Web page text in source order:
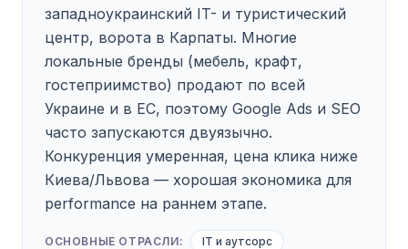
западноукраинский IT- и туристический
центр, ворота в Карпаты. Многие
локальные бренды (мебель, крафт,
гостеприимство) продают по всей
Украине и в ЕС, поэтому Google Ads и SEO
часто запускаются двуязычно.
Конкуренция умеренная, цена клика ниже
Киева/Львова — хорошая экономика для
performance на раннем этапе.
ОСНОВНЫЕ ОТРАСЛИ:
IT и аутсорс